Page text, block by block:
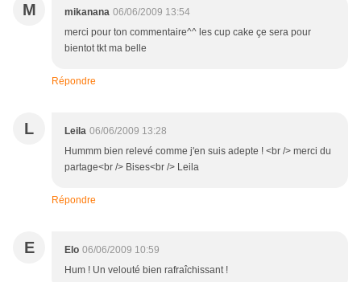
M mikanana 06/06/2009 13:54
merci pour ton commentaire^^ les cup cake çe sera pour
bientot tkt ma belle
Répondre
L Leila 06/06/2009 13:28
Hummm bien relevé comme j'en suis adepte ! <br /> merci du
partage<br /> Bises<br /> Leila
Répondre
E Elo 06/06/2009 10:59
Hum ! Un velouté bien rafraîchissant !